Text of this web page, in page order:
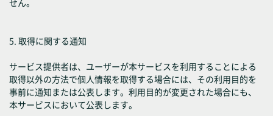
せん。
5. 取得に関する通知
サービス提供者は、ユーザーが本サービスを利用することによる
取得以外の方法で個人情報を取得する場合には、その利用目的を
事前に通知または公表します。利用目的が変更された場合にも、
本サービスにおいて公表します。